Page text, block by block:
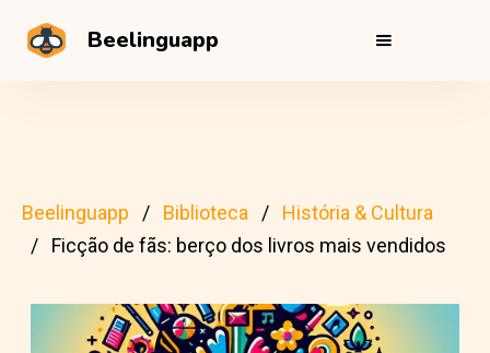
Beelinguapp
Beelinguapp Biblioteca
História & Cultura
Ficção de fãs: berço dos livros mais vendidos